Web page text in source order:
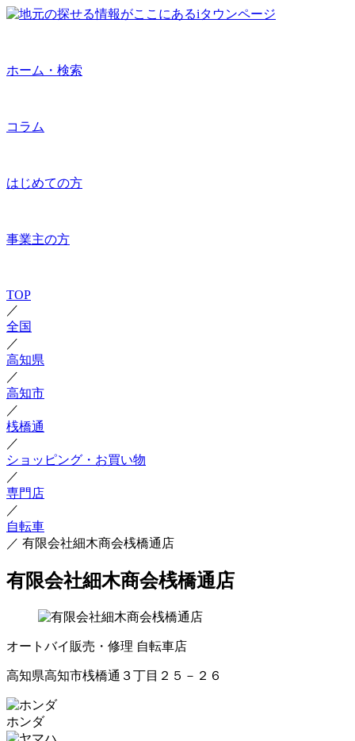
ホーム・検索
コラム
はじめての方
事業主の方
TOP
／
全国
／
高知県
／
高知市
／
桟橋通
／
ショッピング・お買い物
／
専門店
／
自転車
／ 有限会社細木商会桟橋通店
有限会社細木商会桟橋通店
オートバイ販売・修理 自転車店
高知県高知市桟橋通３丁目２５－２６
ホンダ